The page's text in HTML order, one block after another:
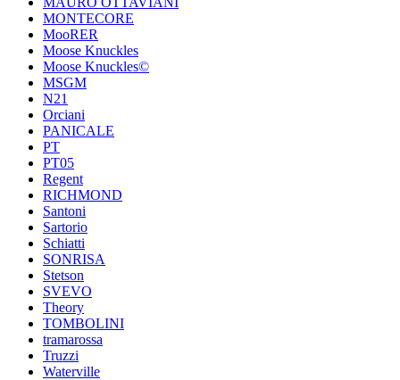
MONTECORE
MooRER
Moose Knuckles
Moose Knuckles©️
MSGM
N21
Orciani
PANICALE
PT
PT05
Regent
RICHMOND
Santoni
Sartorio
Schiatti
SONRISA
Stetson
SVEVO
Theory
TOMBOLINI
tramarossa
Truzzi
Waterville